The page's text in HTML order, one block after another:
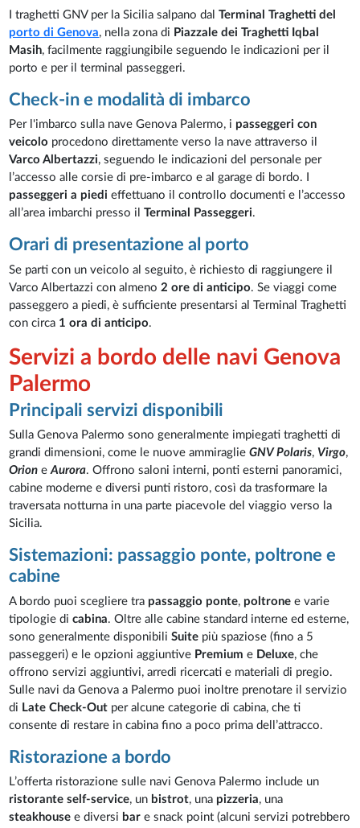
I traghetti GNV per la Sicilia salpano dalTerminal Traghetti del
porto di Genova, nella zona di Piazzale dei Traghetti Iqbal
Masih, facilmente raggiungibile seguendo le indicazioni per il
porto e per il terminal passeggeri.
Check-in e modalità di imbarco
Per l'imbarco sulla nave Genova Palermo, i passeggeri con
veicolo procedono direttamente verso la nave attraverso il
Varco Albertazzi, seguendo le indicazioni del personale per
l’accesso alle corsie di pre-imbarco e al garage di bordo. I
passeggeri a piedi effettuano il controllo documenti e l’accesso
all’area imbarchi presso ilTerminal Passeggeri.
Orari di presentazione al porto
Se parti con un veicolo al seguito, è richiesto di raggiungere il
Varco Albertazzi con almeno 2 ore di anticipo. Se viaggi come
passeggero a piedi, è sufficiente presentarsi al Terminal Traghetti
con circa 1 ora di anticipo.
Servizi a bordo delle navi Genova
Palermo
Principali servizi disponibili
Sulla Genova Palermo sono generalmente impiegati traghetti di
grandi dimensioni, come le nuove ammiraglieGNV Polaris, Virgo,
Orion eAurora. Offrono saloni interni, ponti esterni panoramici,
cabine moderne e diversi punti ristoro, così da trasformare la
traversata notturna in una parte piacevole del viaggio verso la
Sicilia.
Sistemazioni: passaggio ponte, poltrone e
cabine
A bordo puoi scegliere tra passaggio ponte, poltronee varie
tipologie dicabina. Oltre alle cabine standard interne ed esterne,
sono generalmente disponibiliSuite più spaziose (fino a 5
passeggeri) e le opzioni aggiuntive Premium e Deluxe, che
offrono servizi aggiuntivi, arredi ricercati e materiali di pregio.
Sulle navi da Genova a Palermo puoi inoltre prenotare il servizio
di Late Check-Out per alcune categorie di cabina, che ti
consente di restare in cabina fino a poco prima dell’attracco.
Ristorazione a bordo
L’offerta ristorazione sulle navi Genova Palermo include un
ristorante self-service, un bistrot, una pizzeria, una
steakhousee diversi bare snack point (alcuni servizi potrebbero